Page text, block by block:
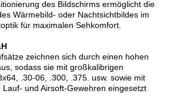
des Bildschirms ermöglicht die
Wärmebild- oder Nachtsichtbildes im
für maximalen Sehkomfort.
zeichnen sich durch einen hohen
sodass sie mit großkalibrigen
.30-06, .300, .375. usw. sowie mit
und Airsoft-Gewehren eingesetzt